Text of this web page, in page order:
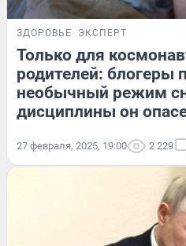
ЗДОРОВЬЕ ЭКСПЕРТ
Только для
родителей: блогеры
необычный режим
дисциплины он
27 февраля, 2025, 19:00 2 229